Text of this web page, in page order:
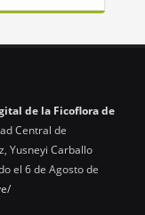
de la Ficoflora de
Central de
Yusneyi Carballo
el 6 de Agosto de